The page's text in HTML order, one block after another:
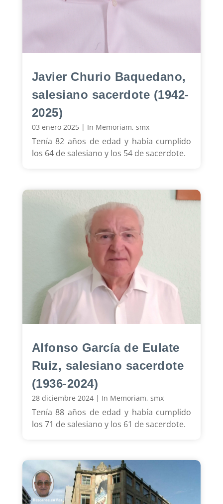
Javier Churio Baquedano,
salesiano sacerdote (1942-
2025)
03 enero 2025| In Memoriam, smx
Tenía 82 años de edad y había cumplido
los 64 de salesiano y los 54 de sacerdote.
Alfonso García de Eulate
Ruiz, salesiano sacerdote
(1936-2024)
28 diciembre 2024| In Memoriam, smx
Tenía 88 años de edad y había cumplido
los 71 de salesiano y los 61 de sacerdote.